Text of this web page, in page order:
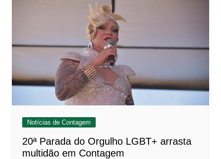
Notícias de Contagem
20ª Parada do Orgulho LGBT+ arrasta
multidão em Contagem